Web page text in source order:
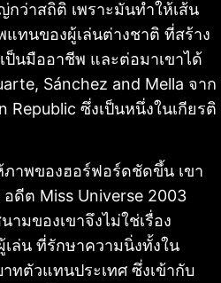
ว่าสถิติ เพราะมันทำให้เส้น
แทนของผู้เล่นต่างชาติ ที่สร้าง
ป็นมืออาชีพ และต่อมาเขาได้
Sánchez and Mella จาก
Republic ซึ่งเป็นหนึ่งในเกียรติ
ภาพของฮอร์ฟอร์ดชัดขึ้น เขา
อดีต Miss Universe 2003
มของเขาจึงไม่ใช่เรื่อง
ล่น ที่รักษาความนิ่งทั้งใน
ทตัวแทนประเทศ ซึ่งเข้ากับ